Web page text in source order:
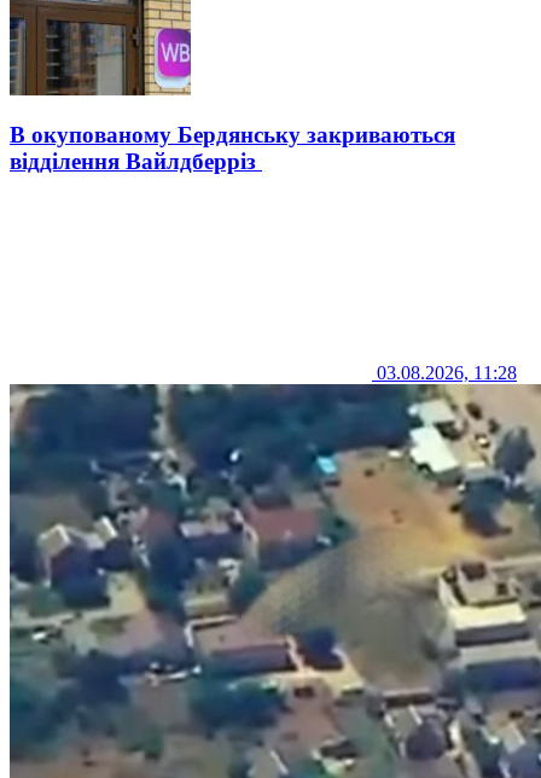
В окупованому Бердянську закриваються
відділення Вайлдберріз
03.08.2026, 11:28